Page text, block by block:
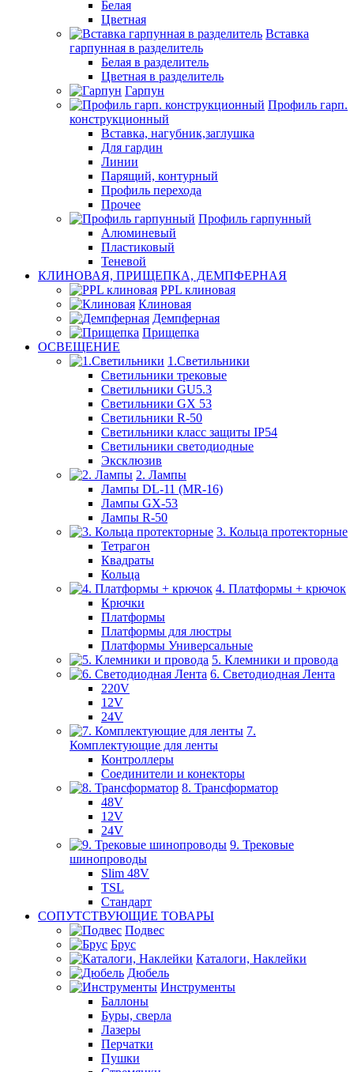
Белая
Цветная
Вставка
гарпунная в разделитель
Белая в разделитель
Цветная в разделитель
Гарпун
Профиль гарп.
конструкционный
Вставка, нагубник,заглушка
Для гардин
Линии
Парящий, контурный
Профиль перехода
Прочее
Профиль гарпунный
Алюминевый
Пластиковый
Теневой
КЛИНОВАЯ, ПРИЩЕПКА, ДЕМПФЕРНАЯ
PPL клиновая
Клиновая
Демпферная
Прищепка
ОСВЕЩЕНИЕ
1.Светильники
Светильники трековые
Светильники GU5.3
Светильники GX 53
Светильники R-50
Светильники класс защиты IP54
Светильники светодиодные
Эксклюзив
2. Лампы
Лампы DL-11 (MR-16)
Лампы GX-53
Лампы R-50
3. Кольца протекторные
Тетрагон
Квадраты
Кольца
4. Платформы + крючок
Крючки
Платформы
Платформы для люстры
Платформы Универсальные
5. Клемники и провода
6. Светодиодная Лента
220V
12V
24V
7.
Комплектующие для ленты
Контроллеры
Соединители и конекторы
8. Трансформатор
48V
12V
24V
9. Трековые
шинопроводы
Slim 48V
TSL
Стандарт
СОПУТСТВУЮЩИЕ ТОВАРЫ
Подвес
Брус
Каталоги, Наклейки
Дюбель
Инструменты
Баллоны
Буры, сверла
Лазеры
Перчатки
Пушки